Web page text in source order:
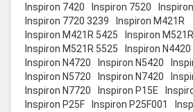
Inspiron 7420
Inspiron 7520
Inspiron 7720 3239
Inspiron M421R
Inspiron M421R 5425
Inspiron M521R
Inspiron M521R 5525
Inspiron N4420
Inspiron N4720
Inspiron N5420
Inspiron N5720
Inspiron N7420
Inspiron N7720
Inspiron P15E
Inspiron P25F
Inspiron P25F001